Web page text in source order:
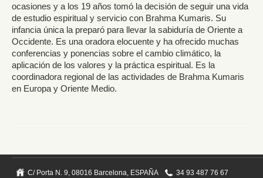
ocasiones y a los 19 años tomó la decisión de seguir una vida
de estudio espiritual y servicio con Brahma Kumaris. Su
infancia única la preparó para llevar la sabiduría de Oriente a
Occidente. Es una oradora elocuente y ha ofrecido muchas
conferencias y ponencias sobre el cambio climático, la
aplicación de los valores y la práctica espiritual. Es la
coordinadora regional de las actividades de Brahma Kumaris
en Europa y Oriente Medio.
C/ Porta N. 9, 08016 Barcelona, ESPAÑA 34 93 487 76 67